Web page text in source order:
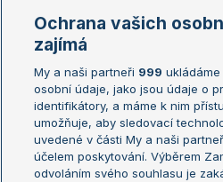
Žebříčky
Žebříček ATP (muži)
Žebříček WTA (ženy)
Sázkařský žebříček
US
Turnaj
Ochrana vašich
zajímá
My a naši partneři 999
osobní údaje, jako jsou údaje o
identifikátory, a máme k nim
umožňuje, aby sledovací
uvedené v části My a naši
účelem poskytování. Výběrem
odvoláním svého souhlasu je